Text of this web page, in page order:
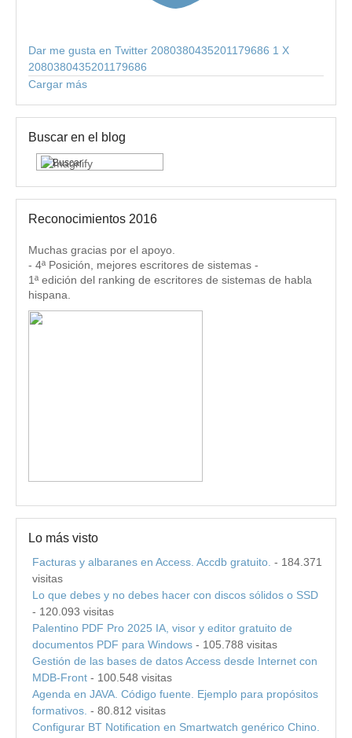
Dar me gusta en Twitter 2080380435201179686 1 X
2080380435201179686
Cargar más
Buscar en el blog
Reconocimientos 2016
Muchas gracias por el apoyo.
- 4ª Posición, mejores escritores de sistemas -
1ª edición del ranking de escritores de sistemas de habla
hispana.
Lo más visto
Facturas y albaranes en Access. Accdb gratuito. - 184.371
visitas
Lo que debes y no debes hacer con discos sólidos o SSD
- 120.093 visitas
Palentino PDF Pro 2025 IA, visor y editor gratuito de
documentos PDF para Windows - 105.788 visitas
Gestión de las bases de datos Access desde Internet con
MDB-Front - 100.548 visitas
Agenda en JAVA. Código fuente. Ejemplo para propósitos
formativos. - 80.812 visitas
Configurar BT Notification en Smartwatch genérico Chino.